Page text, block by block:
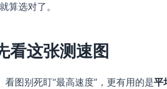
算选对了。
看这张测速图
图别死盯“最高速度”，更有用的是平